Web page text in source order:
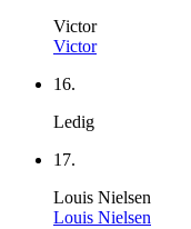
Victor
Victor
16.
Ledig
17.
Louis Nielsen
Louis Nielsen